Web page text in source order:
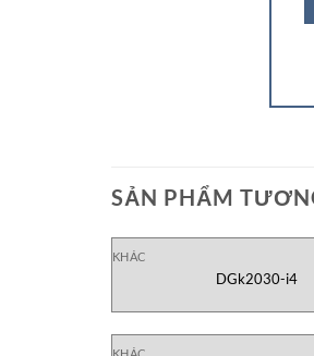
SẢN PHẨM
KHÁC
DGk2030-i4
KHÁC